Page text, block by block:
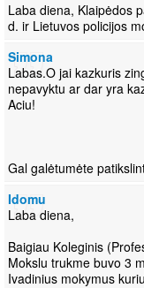
Laba diena, Klaipėdos
d. ir Lietuvos policijos
Simona
Labas.O jai kazkuris
nepavyktu ar dar yra
Aciu!
Gal galėtumėte
Idomu
Laba diena,
Baigiau Koleginis
Mokslu trukme buvo 3
Ivadinius mokymus